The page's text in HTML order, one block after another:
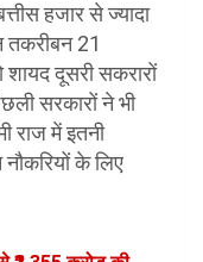
हजार से ज्यादा
तकरीबन 21
शायद दूसरी सकरारों
सरकारों ने भी
राज में इतनी
के लिए